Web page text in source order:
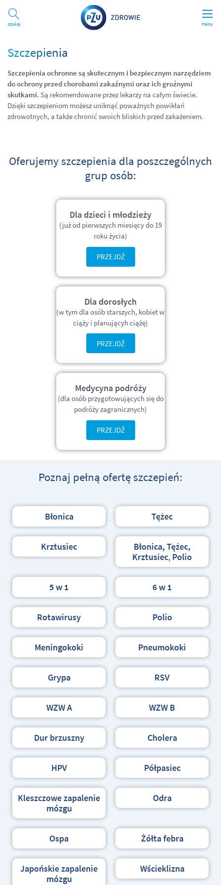
menu
Szukaj
Szczepienia
Szczepienia ochronne są skutecznym i bezpiecznym narzędziem
do ochrony przed chorobami zakaźnymi oraz ich groźnymi
skutkami. Są rekomendowane przez lekarzy na całym świecie.
Dzięki szczepieniom możesz uniknąć poważnych powikłań
zdrowotnych, a także chronić swoich bliskich przed zakażeniem.
Oferujemy szczepienia dla poszczególnych
grup osób:
Dla dzieci i młodzieży
(już od pierwszych miesięcy do 19
roku życia)
PRZEJDŹ
Dla dorosłych
(w tym dla osób starszych, kobiet w
ciąży i planującyh ciążę)
PRZEJDŹ
Medycyna podróży
(dla osób przygotowujących się do
podróży zagranicznych)
PRZEJDŹ
Poznaj pełną ofertę szczepień:
Błonica Tężec
Krztusiec
Błonica, Tężec,
Krztusiec, Polio
5 w 1 6 w 1
Rotawirusy Polio
Meningokoki Pneumokoki
Grypa RSV
WZW A WZW B
Dur brzuszny Cholera
HPV Półpasiec
Kleszczowe zapalenie
mózgu
Odra
Ospa Żółta febra
Japońskie zapalenie
mózgu
Wścieklizna